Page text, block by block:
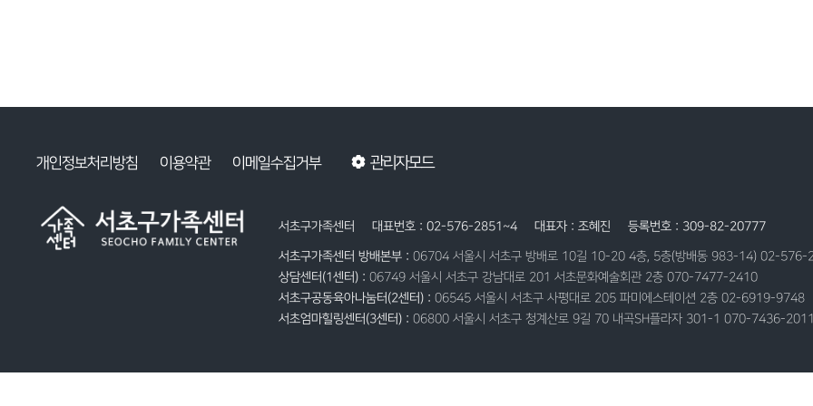
개인정보처리방침 이용약관 이메일수집거부 관리자모드
서초구가족센터 대표번호 : 02-576-2851~4 대표자 : 조혜진 등록번호 : 309-82-20777
서초구가족센터 방배본부 :06704 서울시 서초구 방배로 10길 10-20 4층, 5층(방배동 983-14) 02-
상담센터(1센터) :06749 서울시 서초구 강남대로 201 서초문화예술회관 2층 070-7477-2410
서초구공동육아나눔터(2센터) :06545 서울시 서초구 사평대로 205 파미에스테이션 2층 02-6919-9748
서초엄마힐링센터(3센터) :06800 서울시 서초구 청계산로 9길 70 내곡SH플라자 301-1 070-7436-2011